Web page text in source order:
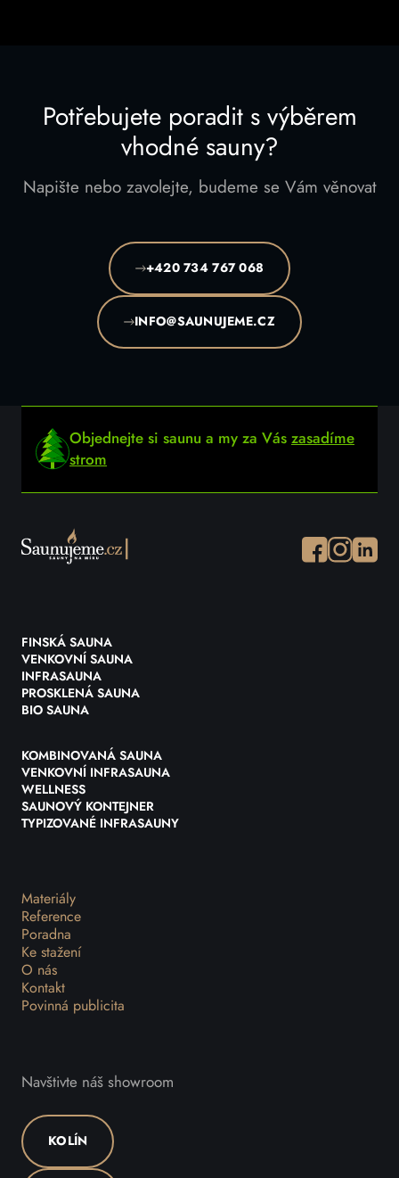
Potřebujete poradit s výběrem
vhodné sauny?
Napište nebo zavolejte, budeme se Vám věnovat
+420 734 767 068
INFO@SAUNUJEME.CZ
Objednejte si saunu a my za Vás zasadíme
strom
Facebook
Instagram
FINSKÁ SAUNA
VENKOVNÍ SAUNA
INFRASAUNA
PROSKLENÁ SAUNA
BIO SAUNA
KOMBINOVANÁ SAUNA
VENKOVNÍ INFRASAUNA
WELLNESS
SAUNOVÝ KONTEJNER
TYPIZOVANÉ INFRASAUNY
Materiály
Reference
Poradna
Ke stažení
O nás
Kontakt
Povinná publicita
Navštivte náš showroom
KOLÍN